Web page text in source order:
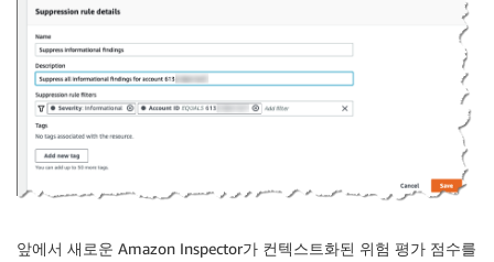
앞에서 새로운 Amazon Inspector가 컨텍스트화된 위험 평가 점수를